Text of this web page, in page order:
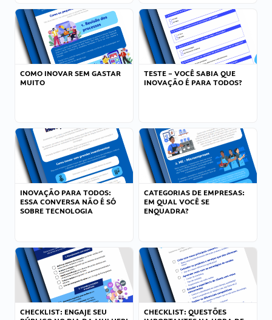
COMO INOVAR SEM GASTAR
MUITO
TESTE – VOCÊ SABIA QUE
INOVAÇÃO É PARA TODOS?
INOVAÇÃO PARA TODOS:
ESSA CONVERSA NÃO É SÓ
SOBRE TECNOLOGIA
CATEGORIAS DE EMPRESAS:
EM QUAL VOCÊ SE
ENQUADRA?
CHECKLIST: ENGAJE SEU
CHECKLIST: QUESTÕES